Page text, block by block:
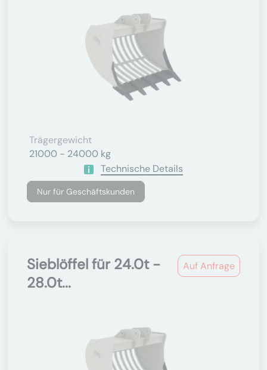
Trägergewicht
21000 - 24000 kg
Technische Details
Nur für Geschäftskunden
Auf Anfrage
Sieblöffel für 24.0t -
28.0t...